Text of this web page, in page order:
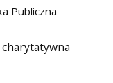
Publiczna